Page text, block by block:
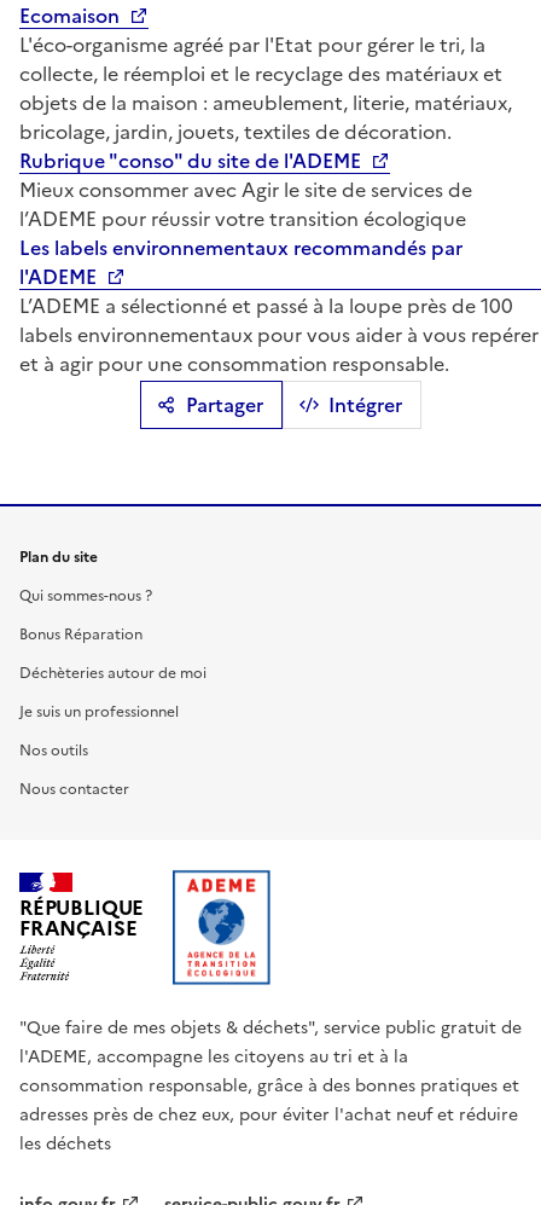
Partager Intégrer
Ecomaison
L'éco-organisme agréé par l'Etat pour gérer le tri, la
collecte, le réemploi et le recyclage des matériaux et
objets de la maison : ameublement, literie, matériaux,
bricolage, jardin, jouets, textiles de décoration.
Rubrique "conso" du site de l'ADEME
Mieux consommer avec Agir le site de services de
l’ADEME pour réussir votre transition écologique
Les labels environnementaux recommandés par
l'ADEME
L’ADEME a sélectionné et passé à la loupe près de 100
labels environnementaux pour vous aider à vous repérer
et à agir pour une consommation responsable.
Plan du site
Qui sommes-nous ?
Bonus Réparation
Déchèteries autour de moi
Je suis un professionnel
Nos outils
Nous contacter
RÉPUBLIQUE
FRANÇAISE
"Que faire de mes objets & déchets", service public gratuit de
l'ADEME, accompagne les citoyens au tri et à la
consommation responsable, grâce à des bonnes pratiques et
adresses près de chez eux, pour éviter l'achat neuf et réduire
les déchets